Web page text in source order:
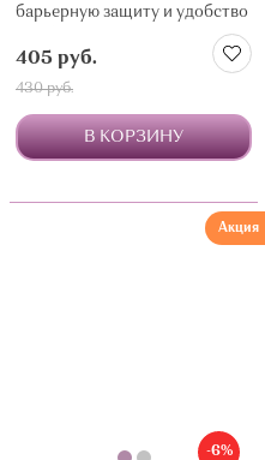
барьерную защиту и удобство
405 руб.
430 руб.
В КОРЗИНУ
-6%
Акция